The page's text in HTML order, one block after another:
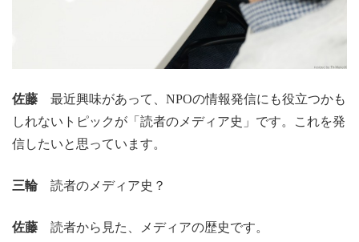
佐藤 最近興味があって、NPOの情報発信にも役立つかも
しれないトピックが「読者のメディア史」です。これを発
信したいと思っています。
三輪読者のメディア史？
佐藤 読者から見た、メディアの歴史です。